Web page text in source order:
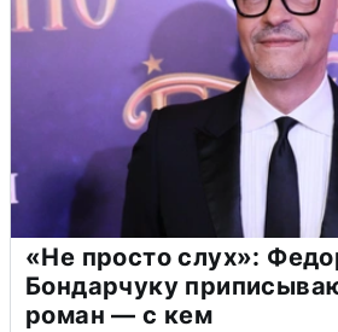
«Не просто слух»:
Бондарчуку
роман — с кем